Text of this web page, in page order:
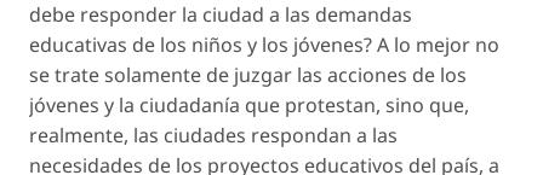
debe responder la ciudad a las demandas
educativas de los niños y los jóvenes? A lo mejor no
se trate solamente de juzgar las acciones de los
jóvenes y la ciudadanía que protestan, sino que,
realmente, las ciudades respondan a las
necesidades de los proyectos educativos del país, a